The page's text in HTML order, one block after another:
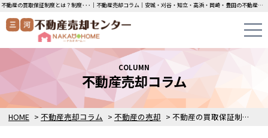
不動産の買取保証制度とは？制度･･･｜不動産売却コラム｜安城・刈谷・知立・高浜・岡崎・豊田の不動産売却・買取・査定なら三河不動産売却センターにお任せください！土地・中古一戸建ての即日無料査定・即金買取を行っています！
HOME > 不動産売却コラム > 不動産の売却 > 不動産の買取保証制度とは？制度のメリット、デメリットについて徹底解説
COLUMN
不動産売却コラム